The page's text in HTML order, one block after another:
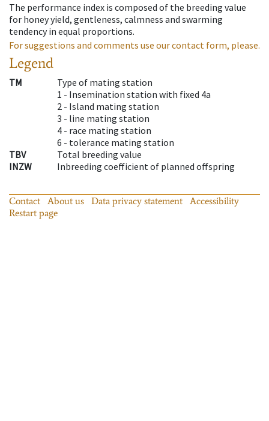
The performance index is composed of the breeding value
for honey yield, gentleness, calmness and swarming
tendency in equal proportions.
For suggestions and comments use our contact form, please.
Legend
TM
Type of mating station
1 - Insemination station with fixed 4a
2 - Island mating station
3 - line mating station
4 - race mating station
6 - tolerance mating station
TBV
Total breeding value
INZW
Inbreeding coefficient of planned offspring
Contact About us Data privacy statement
Accessibility
Restart page